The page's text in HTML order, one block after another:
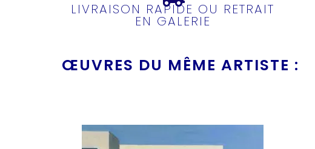
LIVRAISON RAPIDE OU RETRAIT
EN GALERIE
ŒUVRES DU MÊME ARTISTE :